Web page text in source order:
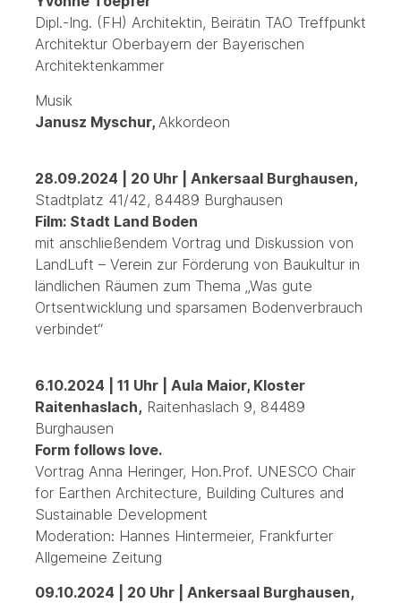
Dipl.-Ing. (FH) Architektin, Beirätin TAO Treffpunkt
Architektur Oberbayern der Bayerischen
Architektenkammer
Musik
Janusz Myschur, Akkordeon
28.09.2024 | 20 Uhr | Ankersaal Burghausen,
Stadtplatz 41/42, 84489 Burghausen
Film: Stadt Land Boden
mit anschließendem Vortrag und Diskussion von
LandLuft – Verein zur Förderung von Baukultur in
ländlichen Räumen zum Thema „Was gute
Ortsentwicklung und sparsamen Bodenverbrauch
verbindet“
6.10.2024 | 11 Uhr | Aula Maior, Kloster
Raitenhaslach, Raitenhaslach 9, 84489
Burghausen
Form follows love.
Vortrag Anna Heringer, Hon.Prof. UNESCO Chair
for Earthen Architecture, Building Cultures and
Sustainable Development
Moderation: Hannes Hintermeier, Frankfurter
Allgemeine Zeitung
09.10.2024 | 20 Uhr | Ankersaal Burghausen,